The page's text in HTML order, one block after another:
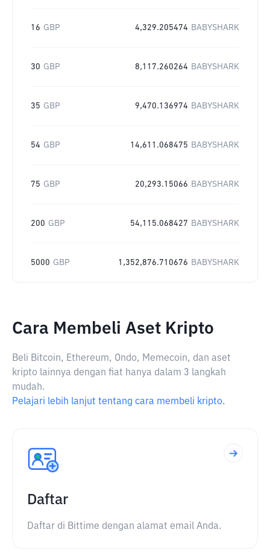
16 GBP 4,329.205474 BABYSHARK
30 GBP 8,117.260264 BABYSHARK
35 GBP 9,470.136974 BABYSHARK
54 GBP 14,611.068475 BABYSHARK
75 GBP 20,293.15066 BABYSHARK
200 GBP 54,115.068427 BABYSHARK
5000 GBP 1,352,876.710676 BABYSHARK
Cara Membeli Aset Kripto
Beli Bitcoin, Ethereum, Ondo, Memecoin, dan aset
kripto lainnya dengan fiat hanya dalam 3 langkah
mudah.
Pelajari lebih lanjut tentang cara membeli kripto.
Daftar
Daftar di Bittime dengan alamat email Anda.